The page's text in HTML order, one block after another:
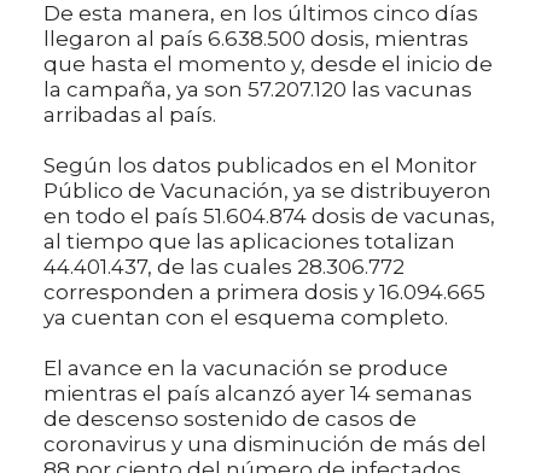
De esta manera, en los últimos cinco días
llegaron al país 6.638.500 dosis, mientras
que hasta el momento y, desde el inicio de
la campaña, ya son 57.207.120 las vacunas
arribadas al país.
Según los datos publicados en el Monitor
Público de Vacunación, ya se distribuyeron
en todo el país 51.604.874 dosis de vacunas,
al tiempo que las aplicaciones totalizan
44.401.437, de las cuales 28.306.772
corresponden a primera dosis y 16.094.665
ya cuentan con el esquema completo.
El avance en la vacunación se produce
mientras el país alcanzó ayer 14 semanas
de descenso sostenido de casos de
coronavirus y una disminución de más del